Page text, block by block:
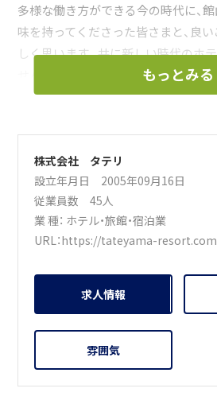
多様な働き方ができる今の時代に、
味を持ってくださった皆さまと、良
しく思います。共に新しい時代のホ
就業条件などについてご希望があれ
掲載だけでは伝えきれないことも多
これからの運営を担っていただける
ていただくことも歓迎しています。
イディアがあれば、是非お聞かせく
待ちしております。
もっとみる
株式会社 タテリ
設立年月日 2005年09月16日
従業員数 45人
業 種： ホテル・旅館・宿泊業
URL：https://tateyama-
求人情報
雰囲気